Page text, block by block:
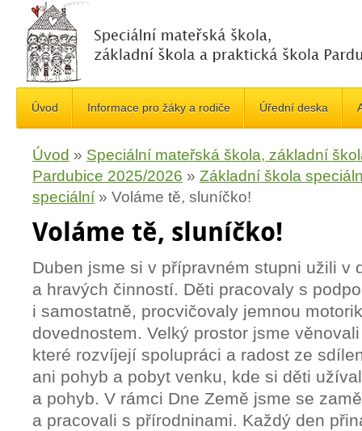
Úvod Informace pro žáky a rodiče Úřední deska
Úvod » Speciální mateřská škola, základní
Pardubice 2025/2026 » Základní škola
speciální » Voláme tě, sluníčko!
Voláme tě, sluníčko!
Duben jsme si v přípravném stupni užili v
a hravých činností. Děti pracovaly s
i samostatně, procvičovaly jemnou
dovednostem. Velký prostor jsme
které rozvíjejí spolupráci a radost ze
ani pohyb a pobyt venku, kde si děti
a pohyb. V rámci Dne Země jsme se
a pracovali s přírodninami. Každý den